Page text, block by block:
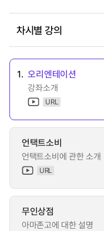
차시별 강의
1. 오리엔테이션
강좌소개
URL
언택트소비
언택트소비에 관한 소개
URL
무인상점
아마존고에 대한 설명